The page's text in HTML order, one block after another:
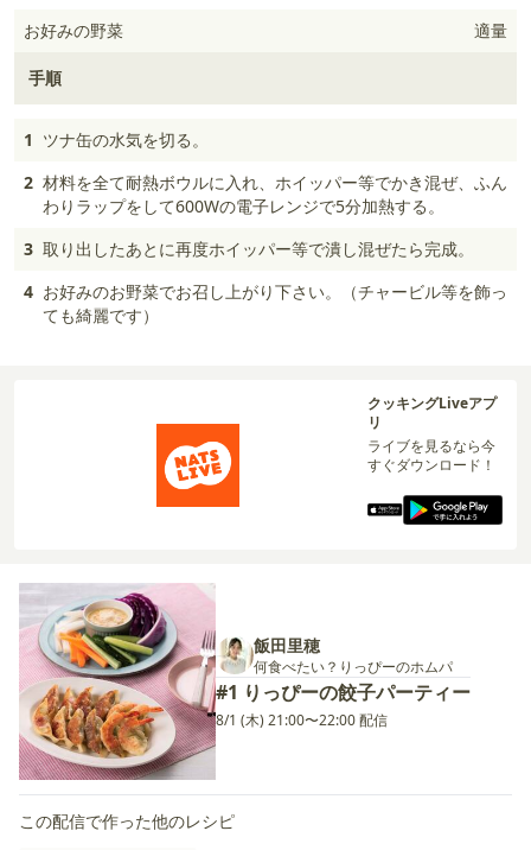
お好みの野菜
適量
手順
1 ツナ缶の水気を切る。
2 材料を全て耐熱ボウルに入れ、ホイッパー等でかき混ぜ、ふん
わりラップをして600Wの電子レンジで5分加熱する。
3 取り出したあとに再度ホイッパー等で潰し混ぜたら完成。
4 お好みのお野菜でお召し上がり下さい。（チャービル等を飾っ
ても綺麗です）
クッキングLiveアプ
リ
ライブを見るなら今
すぐダウンロード！
飯田里穂
何食べたい？りっぴーのホムパ
#1 りっぴーの餃子パーティー
8/1 (木) 21:00〜22:00 配信
この配信で作った他のレシピ